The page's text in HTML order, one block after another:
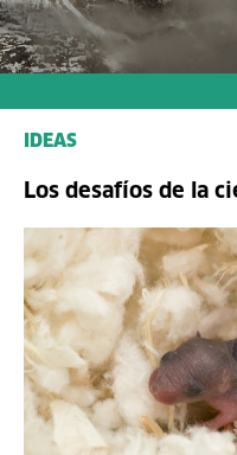
IDEAS
Los desafíos de la